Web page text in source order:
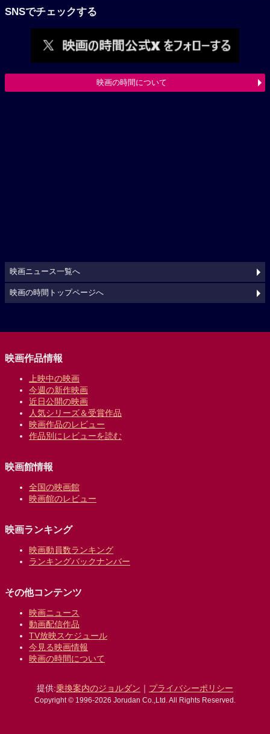
SNSでチェックする
映画の時間について
映画ニュース一覧へ
映画の時間トップページへ
映画作品情報
上映中の映画
今週の新作映画
近日公開の映画
人気シリーズ＆受賞作品
映画作品のレビュー
作品別にレビューを読む
映画館情報
全国の映画館
映画館のレビュー
映画ランキング
映画動員数ランキング
ランキングバックナンバー
その他コンテンツ
映画ニュース
動画配信作品
TV放映スケジュール
今見る映画情報
映画の時間について
提供:乗換案内のジョルダン ｜ プライバシーポリシー
Copyright © 1996-2026 Jorudan Co.,Ltd. All Rights Reserved.